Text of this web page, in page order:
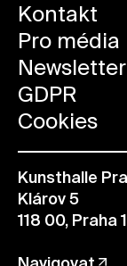
Kontakt
Pro média
Newsletter
GDPR
Cookies
Kunsthalle
Klárov 5
118 00, Praha 1